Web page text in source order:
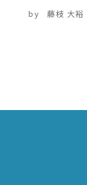
by 藤枝 大裕